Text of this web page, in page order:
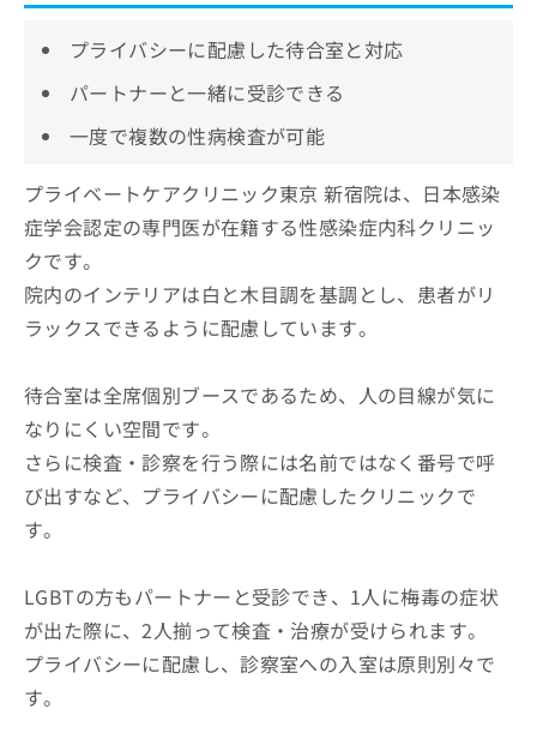
プライバシーに配慮した待合室と対応
パートナーと一緒に受診できる
一度で複数の性病検査が可能
プライベートケアクリニック東京 新宿院は、日本感染
症学会認定の専門医が在籍する性感染症内科クリニッ
クです。
院内のインテリアは白と木目調を基調とし、患者がリ
ラックスできるように配慮しています。
待合室は全席個別ブースであるため、人の目線が気に
なりにくい空間です。
さらに検査・診察を行う際には名前ではなく番号で呼
び出すなど、プライバシーに配慮したクリニックで
す。
LGBTの方もパートナーと受診でき、1人に梅毒の症状
が出た際に、2人揃って検査・治療が受けられます。
プライバシーに配慮し、診察室への入室は原則別々で
す。